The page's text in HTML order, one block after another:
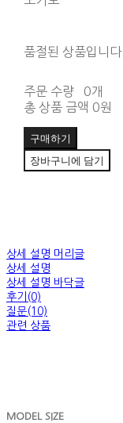
품절된 상품입니다.
주문 수량
0개
총 상품 금액 0원
구매하기
장바구니에 담기
상세 설명 머리글
상세 설명
상세 설명 바닥글
후기(0)
질문(10)
관련 상품
MODEL SIZE